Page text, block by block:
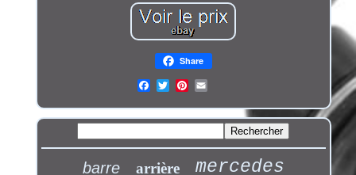
Share
barre arrière mercedes